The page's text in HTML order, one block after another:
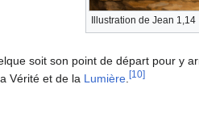
Illustration de Jean 1,14
soit son point de départ pour y
Vérité et de la Lumière.[10]